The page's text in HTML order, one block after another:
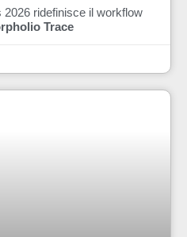
2026 ridefinisce il workflow
Trace